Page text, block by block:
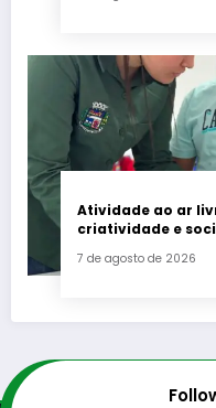
Atividade ao ar
criatividade e
7 de agosto de 2026